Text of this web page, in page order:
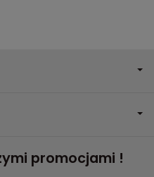
promocjami !